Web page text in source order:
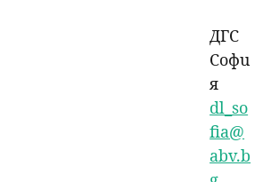
ДГС
Софи
я
dl_so
fia@
abv.b